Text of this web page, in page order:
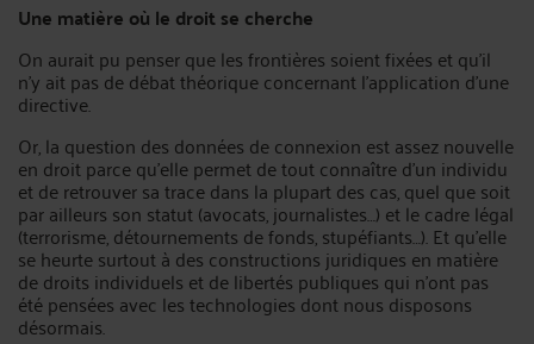
Une matière où le droit se cherche
On aurait pu penser que les frontières soient fixées et qu'il
n'y ait pas de débat théorique concernant l'application d'une
directive.
Or, la question des données de connexion est assez nouvelle
en droit parce qu'elle permet de tout connaître d'un individu
et de retrouver sa trace dans la plupart des cas, quel que soit
par ailleurs son statut (avocats, journalistes…) et le cadre légal
(terrorisme, détournements de fonds, stupéfiants…). Et qu'elle
se heurte surtout à des constructions juridiques en matière
de droits individuels et de libertés publiques qui n'ont pas
été pensées avec les technologies dont nous disposons
désormais.